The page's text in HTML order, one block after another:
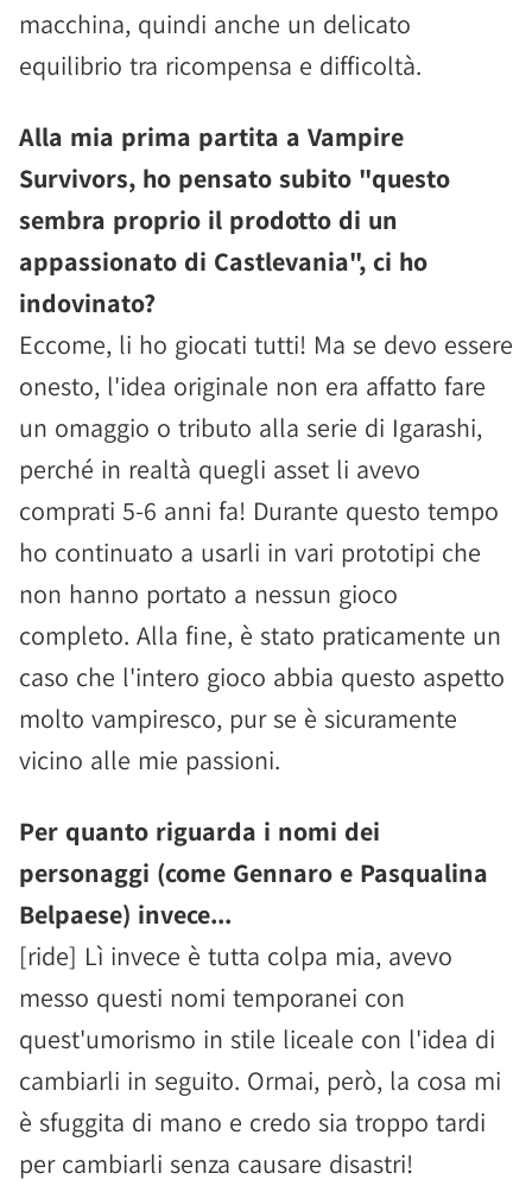
macchina, quindi anche un delicato
equilibrio tra ricompensa e difficoltà.
Alla mia prima partita a Vampire
Survivors, ho pensato subito "questo
sembra proprio il prodotto di un
appassionato di Castlevania", ci ho
indovinato?
Eccome, li ho giocati tutti! Ma se devo essere
onesto, l'idea originale non era affatto fare
un omaggio o tributo alla serie di Igarashi,
perché in realtà quegli asset li avevo
comprati 5-6 anni fa! Durante questo tempo
ho continuato a usarli in vari prototipi che
non hanno portato a nessun gioco
completo. Alla fine, è stato praticamente un
caso che l'intero gioco abbia questo aspetto
molto vampiresco, pur se è sicuramente
vicino alle mie passioni.
Per quanto riguarda i nomi dei
personaggi (come Gennaro e Pasqualina
Belpaese) invece...
[ride] Lì invece è tutta colpa mia, avevo
messo questi nomi temporanei con
quest'umorismo in stile liceale con l'idea di
cambiarli in seguito. Ormai, però, la cosa mi
è sfuggita di mano e credo sia troppo tardi
per cambiarli senza causare disastri!